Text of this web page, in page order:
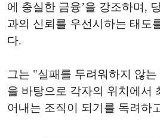
에 충실한 금융’을 강조하며,
과의 신뢰를 우선시하는 태도
다.
그는 "실패를 두려워하지 않
을 바탕으로 각자의 위치에서
어내는 조직이 되기를 독려하